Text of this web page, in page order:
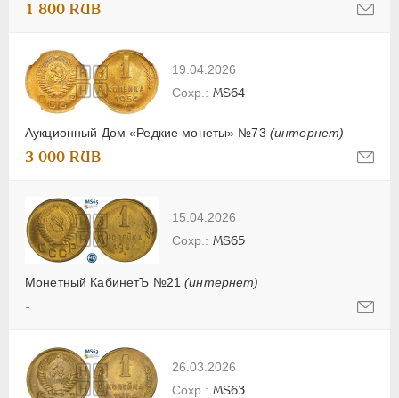
1 800 RUB
19.04.2026
Аукционный Дом «Редкие монеты» №73 (интернет)
MS64
3 000 RUB
15.04.2026
Монетный КабинетЪ №21(интернет)
MS65
-
26.03.2026
MS63